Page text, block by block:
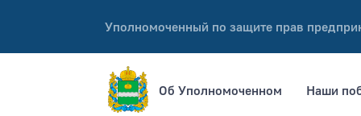
Уполномоченный по защите прав
Об Уполномоченном Наши